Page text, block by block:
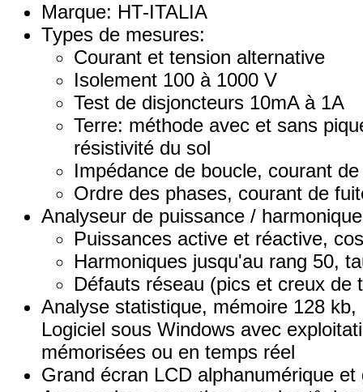
Marque: HT-ITALIA
Types de mesures:
Courant et tension alternative
Isolement 100 à 1000 V
Test de disjoncteurs 10mA à 1A
Terre: méthode avec et sans
résistivité du sol
Impédance de boucle, courant
Ordre des phases, courant de
Analyseur de puissance /
Puissances active et réactive,
Harmoniques jusqu'au rang 50,
Défauts réseau (pics et creux de
Analyse statistique, mémoire 128 kb,
Logiciel sous Windows avec
mémorisées ou en temps réel
Grand écran LCD alphanumérique et